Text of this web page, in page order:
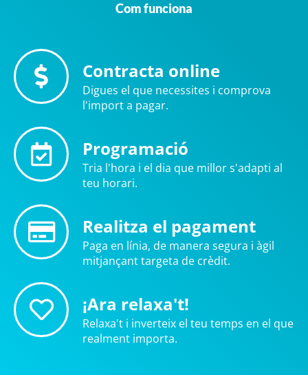
Com funciona
Contracta online
Digues el que necessites i comprova
l'import a pagar.
Programació
Tria l'hora i el dia que millor s'adapti al
teu horari.
Realitza el pagament
Paga en línia, de manera segura i àgil
mitjançant targeta de crèdit.
¡Ara relaxa't!
Relaxa't i inverteix el teu temps en el que
realment importa.